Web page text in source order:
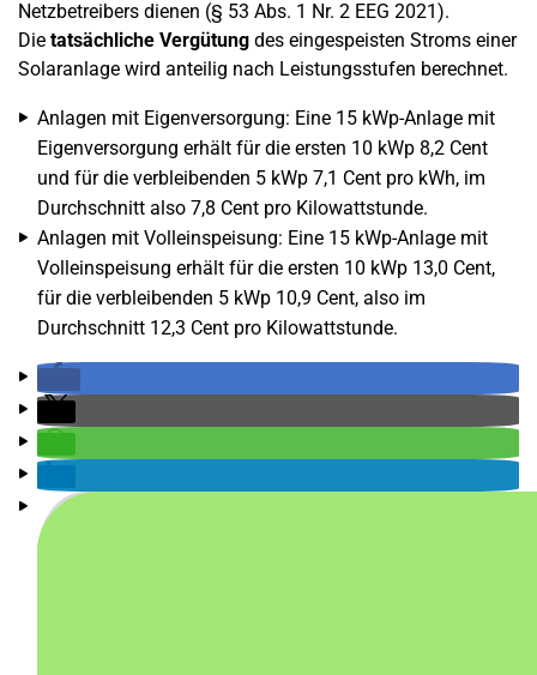
Netzbetreibers dienen (§ 53 Abs. 1 Nr. 2 EEG 2021).
Die tatsächliche Vergütung des eingespeisten Stroms einer
Solaranlage wird anteilig nach Leistungsstufen berechnet.
Anlagen mit Eigenversorgung: Eine 15 kWp-Anlage mit
Eigenversorgung erhält für die ersten 10 kWp 8,2 Cent
und für die verbleibenden 5 kWp 7,1 Cent pro kWh, im
Durchschnitt also 7,8 Cent pro Kilowattstunde.
Anlagen mit Volleinspeisung: Eine 15 kWp-Anlage mit
Volleinspeisung erhält für die ersten 10 kWp 13,0 Cent,
für die verbleibenden 5 kWp 10,9 Cent, also im
Durchschnitt 12,3 Cent pro Kilowattstunde.